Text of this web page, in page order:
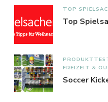
TOP
Top
FREIZEIT &
Soccer